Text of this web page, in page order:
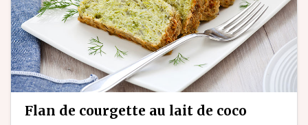
flan de courgette au lait de coco